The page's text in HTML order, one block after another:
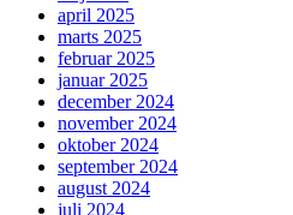
april 2025
marts 2025
februar 2025
januar 2025
december 2024
november 2024
oktober 2024
september 2024
august 2024
juli 2024